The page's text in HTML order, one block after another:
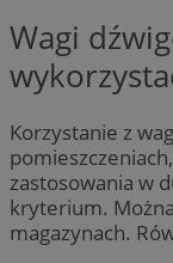
Wagi
Korzystanie z
zastosowania w
kryterium.
magazynach.